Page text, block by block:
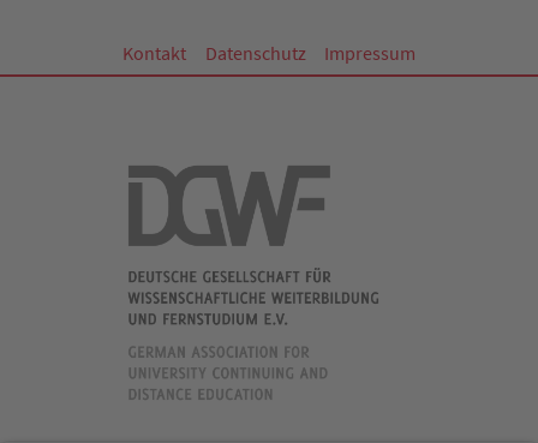
Kontakt Datenschutz Impressum